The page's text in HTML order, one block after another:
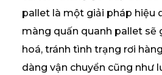
pallet là một giải pháp hiệu
màng quấn quanh pallet sẽ
hoá, tránh tình trạng rơi
dàng vận chuyển cũng như